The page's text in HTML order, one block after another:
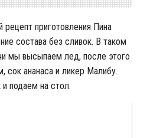
приготовления Пина
состава без сливок. В таком
мы высыпаем лед, после этого
сок ананаса и ликер Малибу.
подаем на стол.